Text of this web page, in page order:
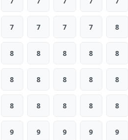
7 7 7 7 8
8 8 8 8 8
8 8 8 8 8
8 8 8 8 8
9 9 9 9 9